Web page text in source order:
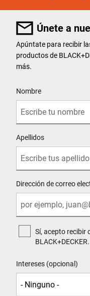
Únete a
Apúntate para recibir
productos de
más.
Nombre
Apellidos
Dirección de correo
Sí, acepto recibir
BLACK+DECKER.
Intereses (opcional)